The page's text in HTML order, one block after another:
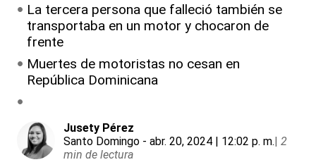
La tercera persona que falleció también se
transportaba en un motor y chocaron de
frente
Muertes de motoristas no cesan en
República Dominicana
Jusety Pérez
Santo Domingo - abr. 20, 2024 | 12:02 p. m.| 2
min de lectura